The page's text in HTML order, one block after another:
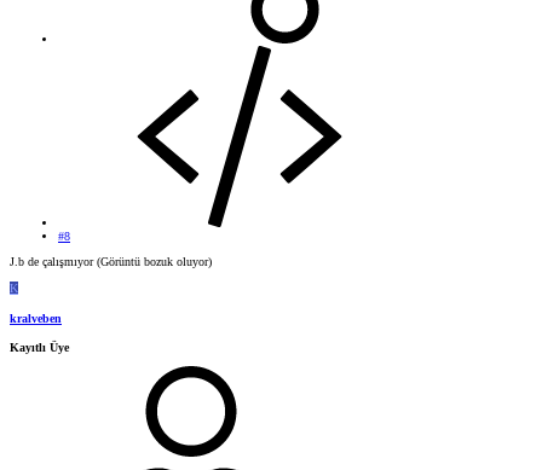
#8
J.b de çalışmıyor (Görüntü bozuk oluyor)
K
kralveben
Kayıtlı Üye